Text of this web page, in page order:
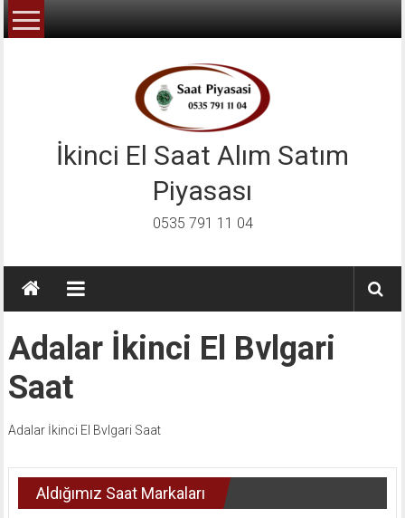
İçeriğe
geç
İkinci El Saat Alım Satım
Piyasası
0535 791 11 04
Adalar İkinci El Bvlgari
Saat
Adalar İkinci El Bvlgari Saat
Aldığımız Saat Markaları